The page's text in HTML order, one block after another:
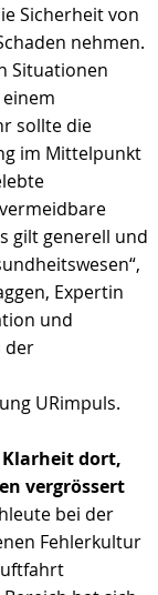
Sicherheit von
nehmen.
Situationen
sollte die
im Mittelpunkt
gilt generell und
Expertin
und
der
URimpuls.
dort,
vergrössert
bei der
Fehlerkultur